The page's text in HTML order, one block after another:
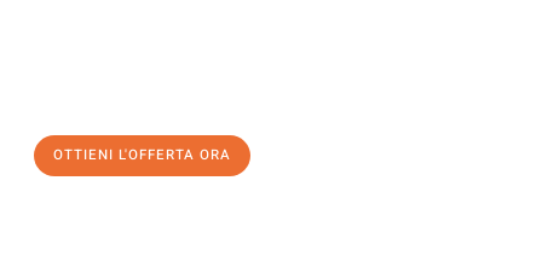
OTTIENI L'OFFERTA ORA